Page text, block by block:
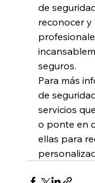
de
reconocer
seguros.
Para más
de
servicios
o ponte en
ellas para